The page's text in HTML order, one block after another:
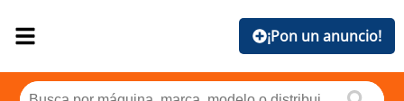
¡Pon un anuncio!